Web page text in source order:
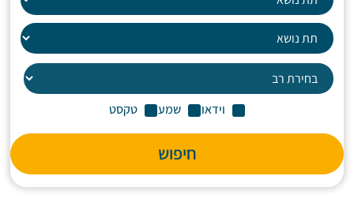
וידאו שמע טקסט
חיפוש